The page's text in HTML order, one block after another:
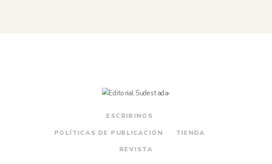
ESCRIBINOS
POLÍTICAS DE PUBLICACIÓN TIENDA
REVISTA